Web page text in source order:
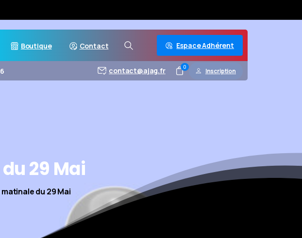
Boutique Contact Espace Adhérent
contact@ajag.fr 0 Inscription
du29 Mai
du 29 Mai